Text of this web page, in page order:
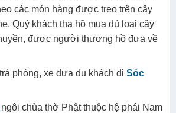
các món hàng được treo trên cây
Quý khách tha hồ mua đủ loại cây
được người thương hồ đưa về
phòng, xe đưa du khách đi Sóc
ngôi chùa thờ Phật thuộc hệ phái Nam